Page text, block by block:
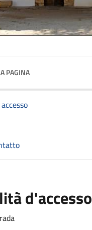
PAGINA
d'accesso